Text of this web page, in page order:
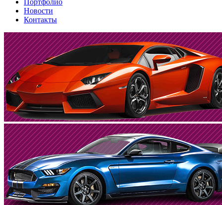
Портфолио
Новости
Контакты